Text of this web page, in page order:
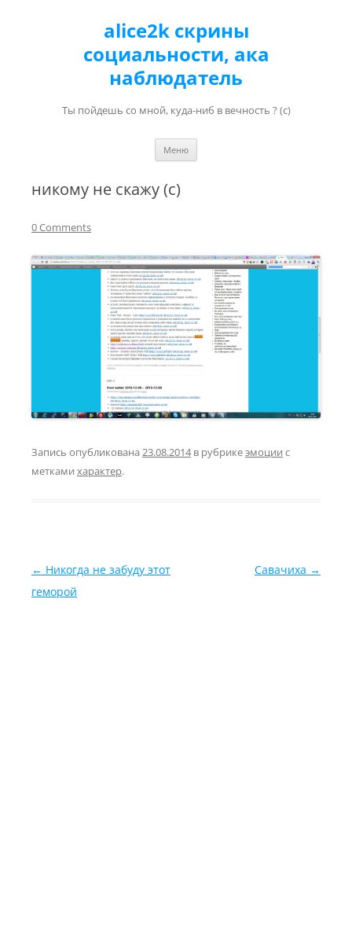
alice2k скрины
социальности, ака
наблюдатель
Ты пойдешь со мной, куда-ниб в вечность ? (с)
Меню
никому не скажу (с)
0 Comments
Запись опубликована 23.08.2014в рубрикеэмоции с
метками характер.
Навигация по записям
← Никогда не забуду этот
геморой
Савачиха →